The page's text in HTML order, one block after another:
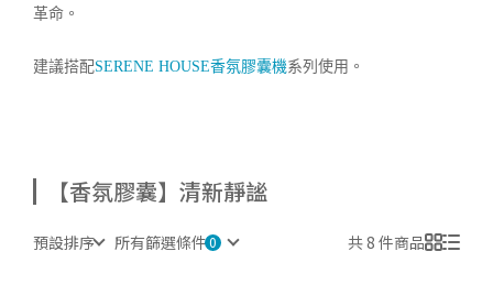
革命。
建議搭配SERENE HOUSE香氛膠囊機系列使用。
【香氛膠囊】清新靜謐
預設排序 所有篩選條件 共 8 件商品